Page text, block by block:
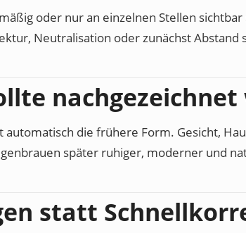
oder nur an einzelnen Stellen
Neutralisation oder zunächst Abstand
nachgezeichnet
die frühere Form. Gesicht,
später ruhiger, moderner und
statt